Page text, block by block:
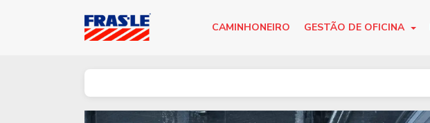
CAMINHONEIRO GESTÃO DE OFICINA